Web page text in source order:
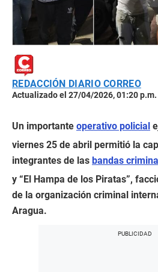
REDACCIÓN DIARIO CORREO
Actualizado el 27/04/2026, 01:20 p.m.
Un importante operativo policial
viernes 25 de abril permitió la
integrantes de las bandas
y “El Hampa de los Piratas”,
de la organización criminal
Aragua.